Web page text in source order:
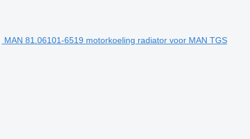
MAN 81.06101-6519 motorkoeling radiator voor MAN TGS